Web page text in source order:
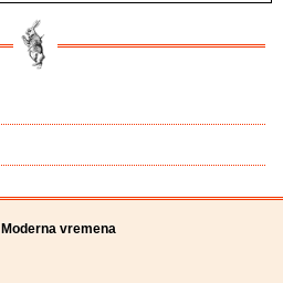
Moderna vremena